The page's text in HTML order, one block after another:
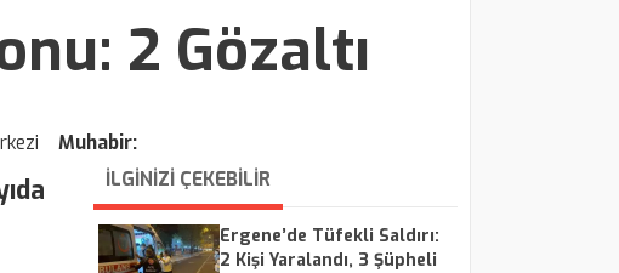
2 Gözaltı
Muhabir:
İLGİNİZİ ÇEKEBİLİR
Ergene’de Tüfekli Saldırı:
2 Kişi Yaralandı, 3 Şüpheli